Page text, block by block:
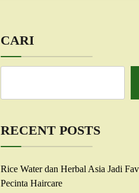
CARI
RECENT POSTS
Rice Water dan Herbal Asia Jadi
Pecinta Haircare